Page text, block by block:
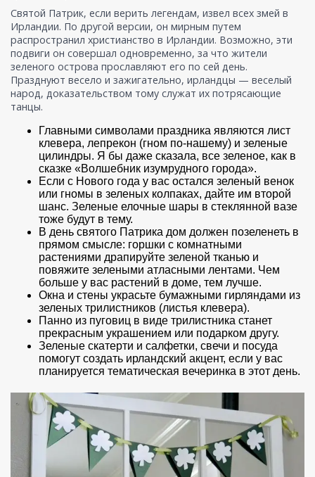
Святой Патрик, если верить легендам, извел всех змей в
Ирландии. По другой версии, он мирным путем
распространил христианство в Ирландии. Возможно, эти
подвиги он совершал одновременно, за что жители
зеленого острова прославляют его по сей день.
Празднуют весело и зажигательно, ирландцы — веселый
народ, доказательством тому служат их потрясающие
танцы.
Главными символами праздника являются лист
клевера, лепрекон (гном по-нашему) и зеленые
цилиндры. Я бы даже сказала, все зеленое, как в
сказке «Волшебник изумрудного города».
Если с Нового года у вас остался зеленый венок
или гномы в зеленых колпаках, дайте им второй
шанс. Зеленые елочные шары в стеклянной вазе
тоже будут в тему.
В день святого Патрика дом должен позеленеть в
прямом смысле: горшки с комнатными
растениями драпируйте зеленой тканью и
повяжите зелеными атласными лентами. Чем
больше у вас растений в доме, тем лучше.
Окна и стены украсьте бумажными гирляндами из
зеленых трилистников (листья клевера).
Панно из пуговиц в виде трилистника станет
прекрасным украшением или подарком другу.
Зеленые скатерти и салфетки, свечи и посуда
помогут создать ирландский акцент, если у вас
планируется тематическая вечеринка в этот день.